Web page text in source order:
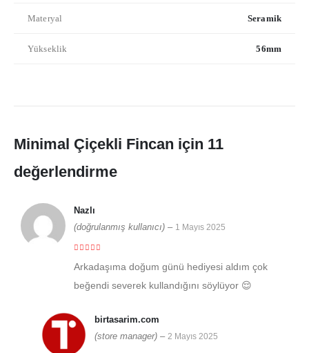
Materyal Seramik
Yükseklik 56mm
Minimal Çiçekli Fincan için 11
değerlendirme
Nazlı
(doğrulanmış kullanıcı) – 1 Mayıs 2025
Arkadaşıma doğum günü hediyesi aldım çok
beğendi severek kullandığını söylüyor 😌
birtasarim.com
(store manager) – 2 Mayıs 2025